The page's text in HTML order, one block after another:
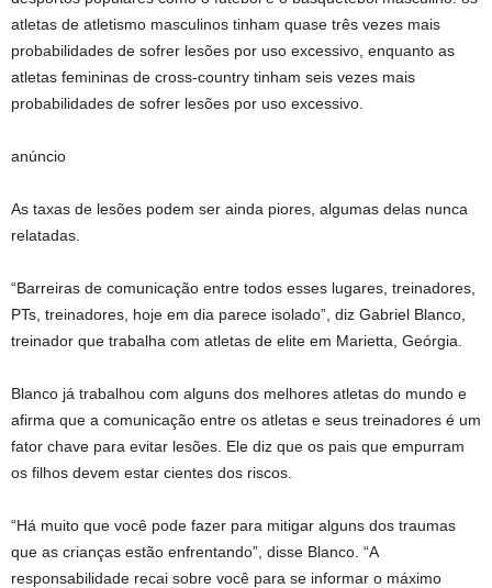
atletas de atletismo masculinos tinham quase três vezes mais
probabilidades de sofrer lesões por uso excessivo, enquanto as
atletas femininas de cross-country tinham seis vezes mais
probabilidades de sofrer lesões por uso excessivo.
anúncio
As taxas de lesões podem ser ainda piores, algumas delas nunca
relatadas.
“Barreiras de comunicação entre todos esses lugares, treinadores,
PTs, treinadores, hoje em dia parece isolado”, diz Gabriel Blanco,
treinador que trabalha com atletas de elite em Marietta, Geórgia.
Blanco já trabalhou com alguns dos melhores atletas do mundo e
afirma que a comunicação entre os atletas e seus treinadores é um
fator chave para evitar lesões. Ele diz que os pais que empurram
os filhos devem estar cientes dos riscos.
“Há muito que você pode fazer para mitigar alguns dos traumas
que as crianças estão enfrentando”, disse Blanco. “A
responsabilidade recai sobre você para se informar o máximo